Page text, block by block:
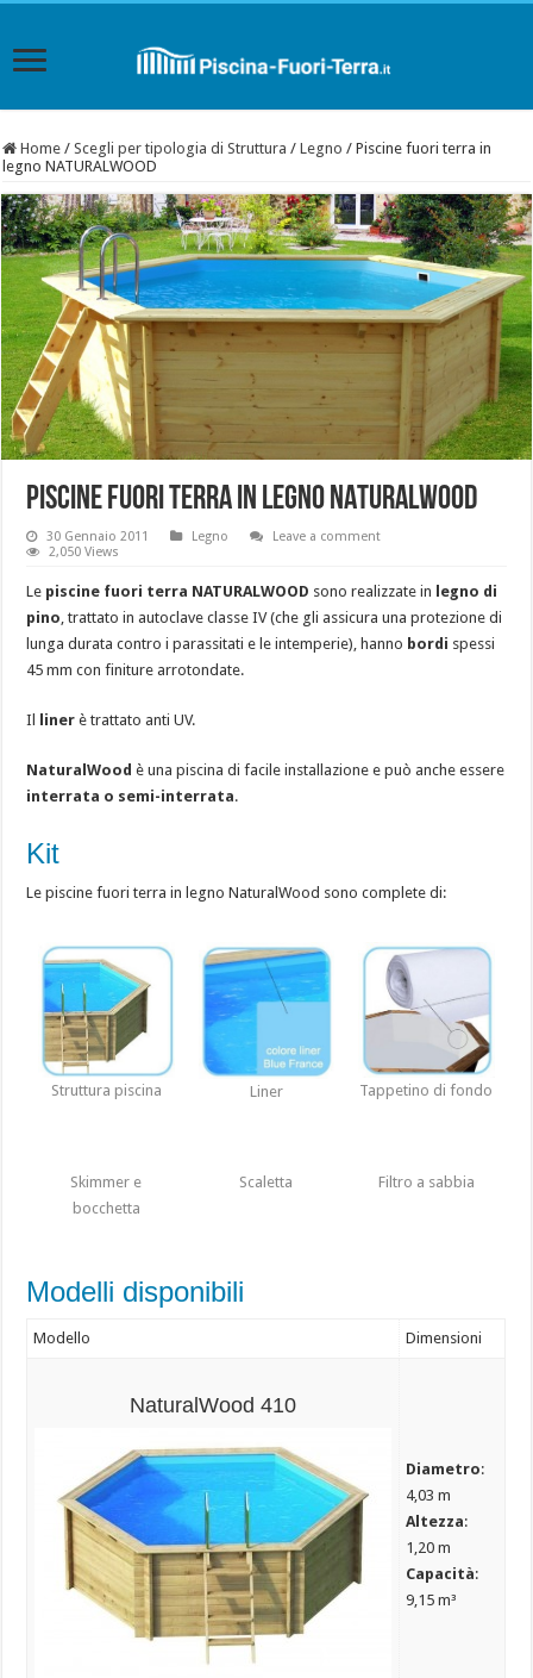
Home / Scegli per tipologia di Struttura / Legno / Piscine fuori terra in
legno NATURALWOOD
Piscine fuori terra in legno NATURALWOOD
30 Gennaio 2011 Legno
Leave a comment
2,050 Views
Le piscine fuori terra NATURALWOOD sono realizzate in legno di
pino , trattato in autoclave classe IV (che gli assicura una protezione di
lunga durata contro i parassitati e le intemperie), hanno bordi spessi
45 mm con finiture arrotondate.
Il liner è trattato anti UV.
NaturalWood è una piscina di facile installazione e può anche essere
interrata o semi-interrata.
Kit
Le piscine fuori terra in legno NaturalWood sono complete di:
Struttura piscina Liner Tappetino di fondo
Skimmer e
bocchetta
Scaletta Filtro a sabbia
Modelli disponibili
Modello Dimensioni
NaturalWood 410
Diametro:
4,03 m
Altezza:
1,20 m
Capacità:
9,15 m³